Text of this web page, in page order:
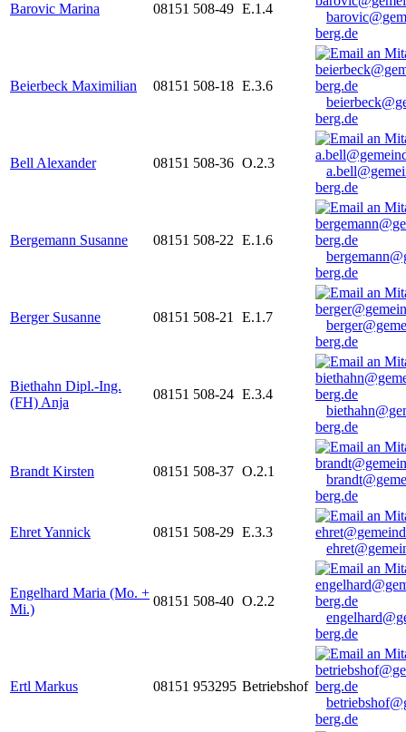
Barovic Marina 08151 508-49 E.1.4
berg.de
Beierbeck Maximilian 08151 508-18 E.3.6
berg.de
Bell Alexander 08151 508-36 O.2.3
berg.de
Bergemann Susanne 08151 508-22 E.1.6
berg.de
Berger Susanne 08151 508-21 E.1.7
berg.de
Biethahn Dipl.-Ing.
(FH) Anja
08151 508-24 E.3.4
berg.de
Brandt Kirsten 08151 508-37 O.2.1
berg.de
Ehret Yannick 08151 508-29 E.3.3
Engelhard Maria (Mo. +
Mi.)
08151 508-40 O.2.2
berg.de
Ertl Markus 08151 953295 Betriebshof
berg.de